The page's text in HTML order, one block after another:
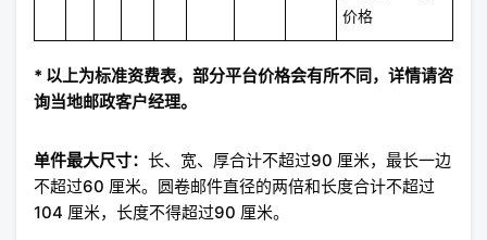
价格
* 以上为标准资费表，部分平台价格会有所不同，详情请咨
询当地邮政客户经理。
单件最大尺寸： 长、宽、厚合计不超过90 厘米，最长一边
不超过60 厘米。圆卷邮件直径的两倍和长度合计不超过
104 厘米，长度不得超过90 厘米。